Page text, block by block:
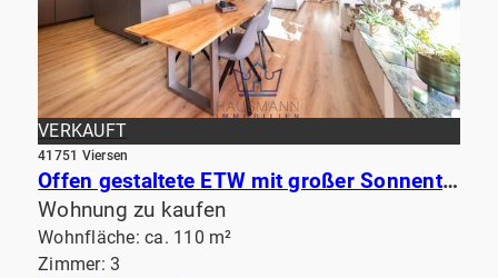
VERKAUFT
41751 Viersen
Offen gestaltete ETW mit großer Sonnent. nahe des historischen Stadtkerns von Viersen
Wohnung zu kaufen
Wohnfläche: ca. 110 m²
Zimmer: 3